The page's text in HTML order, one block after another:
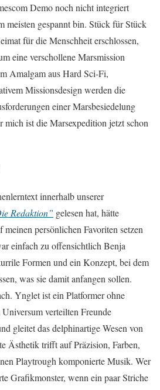
Demo noch nicht integriert
meisten gespannt bin. Stück für Stück
für die Menschheit erschlossen,
eine verschollene Marsmission
Amalgam aus Hard Sci-Fi,
Missionsdesign werden die
einer Marsbesiedelung
mich ist die Marsexpedition jetzt schon
innerhalb unserer
Redaktion” gelesen hat, hätte
persönlichen Favoriten setzen
einfach zu offensichtlich Benja
Formen und ein Konzept, bei dem
was sie damit anfangen sollen.
Ynglet ist ein Platformer ohne
verteilten Freunde
gleitet das delphinartige Wesen von
Ästhetik trifft auf Präzision, Farben,
Playtrough komponierte Musik. Wer
Grafikmonster, wenn ein paar Striche